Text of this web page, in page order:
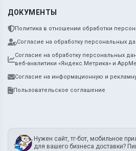
ДОКУМЕНТЫ
Политика в отношении обработки
Согласие на обработку персональных
Согласие на обработку персональных
веб-аналитики «Яндекс.Метрика» и
Согласие на информационную и
Пользовательское соглашение
Нужен сайт, тг-бот, мобильное
для вашего бизнеса доставки?